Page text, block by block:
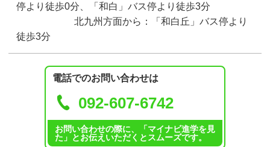
停より徒歩0分、「和白」バス停より徒歩3分
北九州方面から：「和白丘」バス停より
徒歩3分
電話でのお問い合わせは
092-607-6742
お問い合わせの際に、「マイナビ進学を見
た」とお伝えいただくとスムーズです。